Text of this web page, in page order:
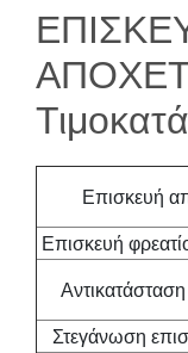
Επισκευή
Επισκευή
Στεγάνωση